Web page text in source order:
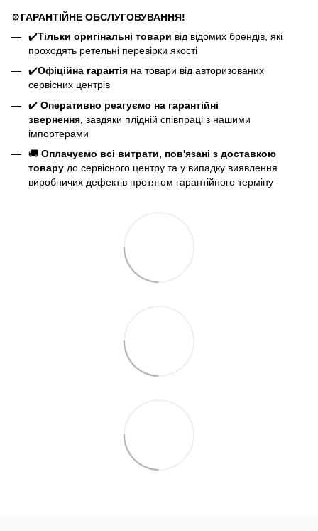
⚙️ГАРАНТІЙНЕ ОБСЛУГОВУВАННЯ!
✔️Тільки оригінальні товари від відомих брендів, які
проходять ретельні перевірки якості
✔️Офіційна гарантія на товари від авторизованих
сервісних центрів
✔️ Оперативно реагуємо на гарантійні
звернення, завдяки плідній співпраці з нашими
імпортерами
🚚 Оплачуємо всі витрати, пов'язані з доставкою
товару до сервісного центру та у випадку виявлення
виробничих дефектів протягом гарантійного терміну